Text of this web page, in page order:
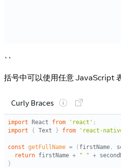
``
括号中可以使用任意 JavaScript